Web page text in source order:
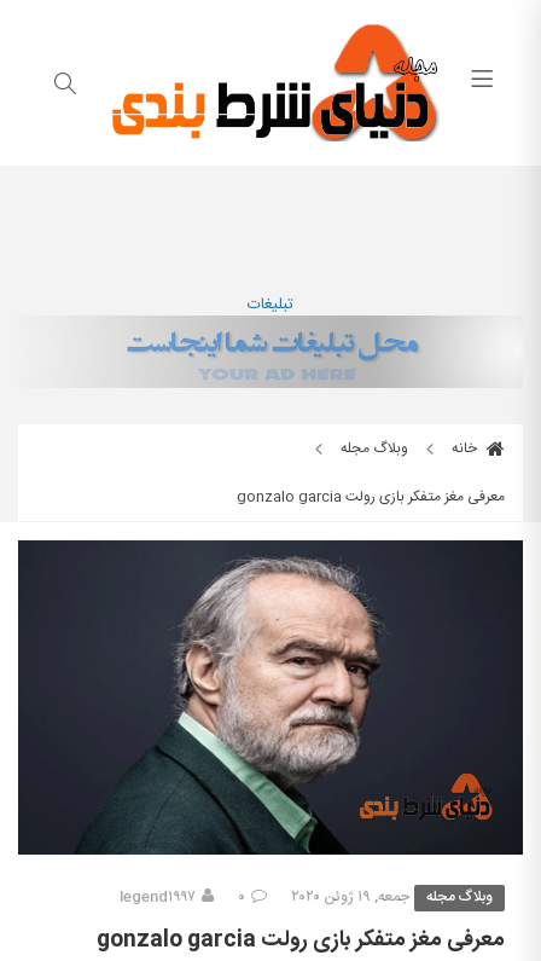
تبلیغات
خانه
وبلاگ مجله
معرفی مغز متفکر بازی رولت gonzalo garcia
وبلاگ مجله جمعه, ۱۹ ژوئن ۲۰۲۰ ۰ legend۱۹۹۷
معرفی مغز متفکر بازی رولت gonzalo garcia